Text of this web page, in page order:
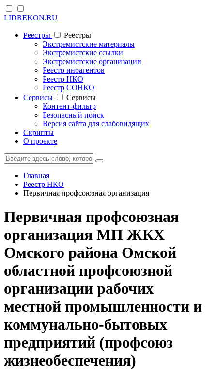
LIDREKON.RU
Реестры
Реестры
Экстремистские материалы
Экстремистские ссылки
Экстремистские организации
Реестр иноагентов
Реестр НКО
Реестр СОНКО
Cервисы
Cервисы
Контент-фильтр
Безопасный поиск
Версия сайта для слабовидящих
Скрипты
О проекте
Главная
Реестр НКО
Первичная профсоюзная организация
Первичная профсоюзная
организация МП ЖКХ
Омского района Омской
областной профсоюзной
организации рабочих
местной промышленности и
коммунально-бытовых
предприятий (профсоюз
жизнеобеспечения)